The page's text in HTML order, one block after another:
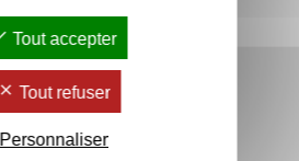
Tout accepter
Tout refuser
Personnaliser